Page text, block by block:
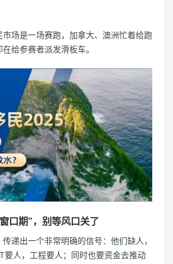
场是一场赛跑，加拿大、澳洲忙着给跑
给参赛者派发滑板车。
口期”，别等风口关了
递出一个非常明确的信号：他们缺人，
要人，工程要人；同时也要资金去推动